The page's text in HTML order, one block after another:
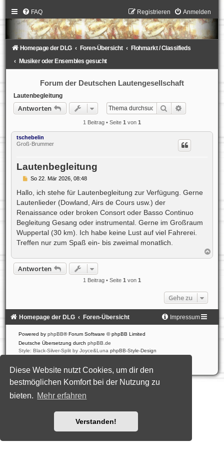
Diese Website nutzt Cookies, um dir den
bestmöglichen Komfort bei der Nutzung zu
bieten. Mehr erfahren
Verstanden!
FAQ Anmelden
Registrieren
Homepage der DLG Foren-Übersicht
Flohmarkt / Classifieds
Musiker oder Ensembles gesucht
Forum der Deutschen Lautengesellschaft
Lautenbegleitung
Antworten Suche
1 Beitrag • Seite 1 von 1
tschebelin
Groß-Brummer
Lautenbegleitung
B
i
r
a
g
So 22. Mär 2026, 08:48
Hallo, ich stehe für Lautenbegleitung zur Verfügung. Gerne
Lautenlieder (Dowland, Airs de Cours usw.) der
Renaissance oder broken Consort oder Basso Continuo
Begleitung Gesang oder instrumental. Gerne im Großraum
Wuppertal (30 km). Ich habe keine Lust auf viel Fahrerei.
Treffen nur zum Spaß ein- bis zweimal monatlich.
a
Antworten
1 Beitrag • Seite 1 von 1
Gehe zu
Homepage der DLG Foren-Übersicht Impressum
Powered by phpBB® Forum Software © phpBB Limited
Deutsche Übersetzung durch phpBB.de
Style: Black-Silver-Split by Joyce&Luna phpBB-Style-Design